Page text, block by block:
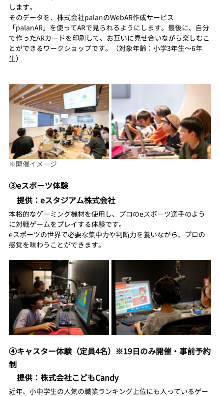
します。
そのデータを、株式会社palanのWebAR作成サービス
「palanAR」を使ってARで見られるようにします。最後に、自分
で作ったARカードを印刷して、お互いに見せ合いながら楽しむこ
とができるワークショップです。（対象年齢：小学3年生〜6年
生）
※開催イメージ
③eスポーツ体験
提供：eスタジアム株式会社
本格的なゲーミング機材を使用し、プロのeスポーツ選手のよう
に対戦ゲームをプレイする体験です。
eスポーツの世界で必要な集中力や判断力を養いながら、プロの
感覚を味わうことができます。
④キャスター体験（定員4名）※19日のみ開催・事前予約
制
提供：株式会社こどもCandy
近年、小中学生の人気の職業ランキング上位にも入っているゲー